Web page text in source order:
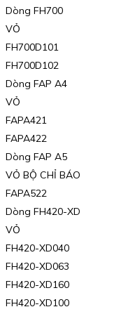
Dòng FH700
VỎ
FH700D101
FH700D102
Dòng FAP A4
VỎ
FAPA421
FAPA422
Dòng FAP A5
VỎ BỘ CHỈ BÁO
FAPA522
Dòng FH420-XD
VỎ
FH420-XD040
FH420-XD063
FH420-XD160
FH420-XD100